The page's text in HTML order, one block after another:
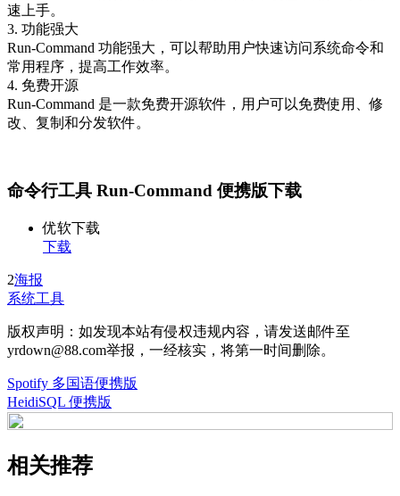
速上手。
3. 功能强大
Run-Command 功能强大，可以帮助用户快速访问系统命令和
常用程序，提高工作效率。
4. 免费开源
Run-Command 是一款免费开源软件，用户可以免费使用、修
改、复制和分发软件。
命令行工具 Run-Command 便携版下载
优软下载
下载
2海报
系统工具
版权声明：如发现本站有侵权违规内容，请发送邮件至
yrdown@88.com举报，一经核实，将第一时间删除。
Spotify 多国语便携版
HeidiSQL 便携版
相关推荐